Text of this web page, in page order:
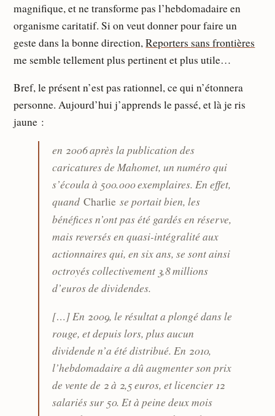
magnifique, et ne transforme pas l’hebdomadaire en
organisme caritatif. Si on veut donner pour faire un
geste dans la bonne direction,Reporters sans frontières
me semble tellement plus pertinent et plus utile…
Bref, le présent n’est pas rationnel, ce qui n’étonnera
personne. Aujourd’hui j’apprends le passé, et là je ris
jaune :
en 2006 après la publication des
caricatures de Mahomet, un numéro qui
s’écoula à 500.000 exemplaires. En effet,
quandCharlie se portait bien, les
bénéfices n’ont pas été gardés en réserve,
mais reversés en quasi-intégralité aux
actionnaires qui, en six ans, se sont ainsi
octroyés collectivement 3,8 millions
d’euros de dividendes.
[…] En 2009, le résultat a plongé dans le
rouge, et depuis lors, plus aucun
dividende n’a été distribué. En 2010,
l’hebdomadaire a dû augmenter son prix
de vente de 2 à 2,5 euros, et licencier 12
salariés sur 50. Et à peine deux mois